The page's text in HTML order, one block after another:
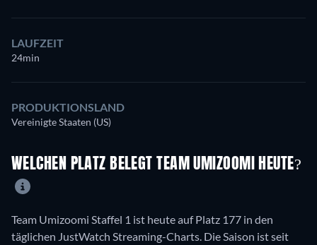
LAUFZEIT
24min
PRODUKTIONSLAND
Vereinigte Staaten (US)
WELCHEN PLATZ BELEGT TEAM UMIZOOMI HEUTE?
Team Umizoomi Staffel 1 ist heute auf Platz 177 in den
täglichen JustWatch Streaming-Charts. Die Saison ist seit